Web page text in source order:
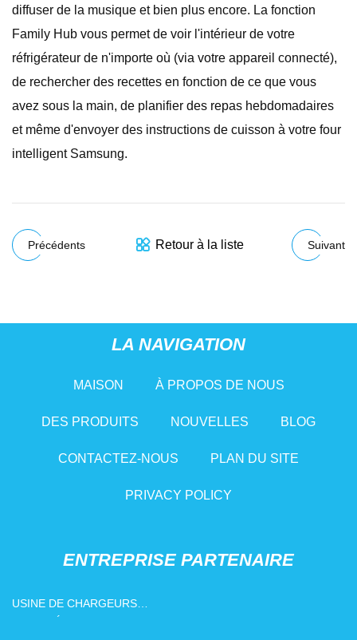
diffuser de la musique et bien plus encore. La fonction
Family Hub vous permet de voir l'intérieur de votre
réfrigérateur de n'importe où (via votre appareil connecté),
de rechercher des recettes en fonction de ce que vous
avez sous la main, de planifier des repas hebdomadaires
et même d'envoyer des instructions de cuisson à votre four
intelligent Samsung.
Précédents Retour à la liste Suivant
LA NAVIGATION
MAISON À PROPOS DE NOUS
DES PRODUITS NOUVELLES BLOG
CONTACTEZ-NOUS PLAN DU SITE
PRIVACY POLICY
ENTREPRISE PARTENAIRE
USINE DE CHARGEURS